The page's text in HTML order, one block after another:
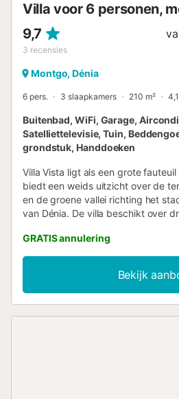
Villa voor 6 personen,
9,7
3 recensies
Montgo, Dénia
6 pers. 3 slaapkamers 210 m²
Buitenbad, WiFi, Garage,
Satelliettelevisie, Tuin,
grondstuk, Handdoeken
Villa Vista ligt als een grote
biedt een weids uitzicht over de
en de groene vallei richting het
van Dénia. De villa beschikt over
woonkamer met open keuken. U
authentieke Spaanse sfeer:
tegels en moderne meubels. De
een vaatwasser, keramische
koelkast, blender, waterkoker en
GRATIS annulering
Bekijk